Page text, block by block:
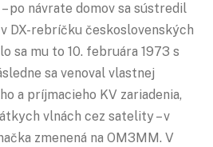
po návrate domov sa sústredil
DX-rebríčku československých
sa mu to 10. februára 1973 s
sa venoval vlastnej
a príjmacieho KV zariadenia,
vlnách cez satelity – v
zmenená na OM3MM. V